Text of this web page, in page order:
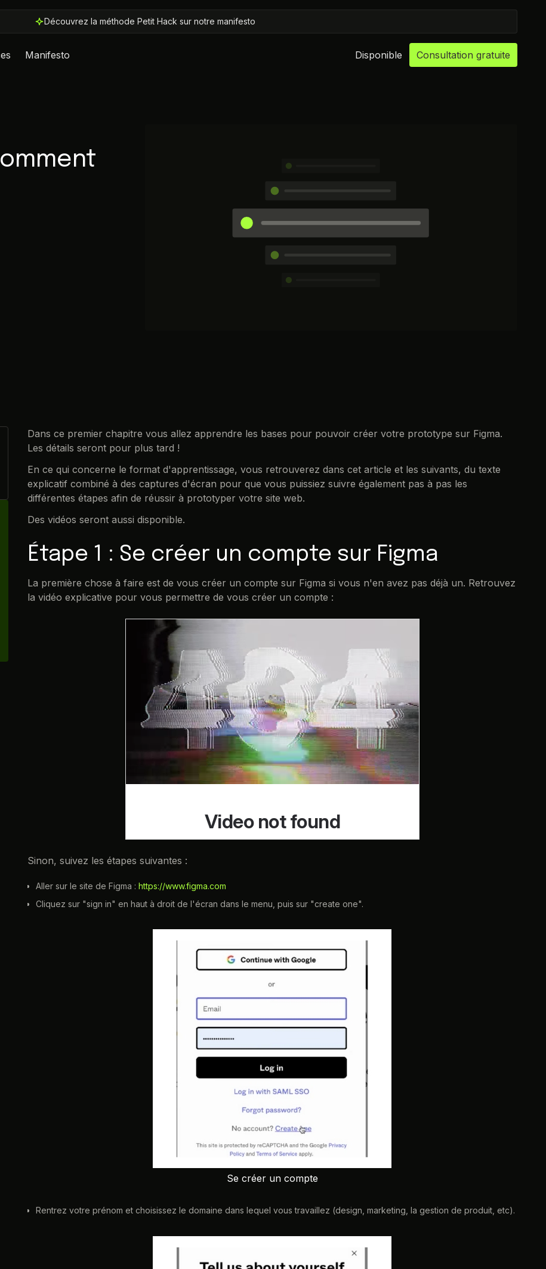
Découvrez la méthode Petit Hack sur notre manifesto
Manifesto Disponible Consultation gratuite
Dans ce premier chapitre vous allez apprendre les bases pour pouvoir créer votre prototype sur Figma.
Les détails seront pour plus tard !
En ce qui concerne le format d'apprentissage, vous retrouverez dans cet article et les suivants, du texte
explicatif combiné à des captures d'écran pour que vous puissiez suivre également pas à pas les
différentes étapes afin de réussir à prototyper votre site web.
Des vidéos seront aussi disponible.
Étape 1 : Se créer un compte sur Figma
La première chose à faire est de vous créer un compte sur Figma si vous n'en avez pas déjà un. Retrouvez
la vidéo explicative pour vous permettre de vous créer un compte :
Sinon, suivez les étapes suivantes :
Aller sur le site de Figma : https://www.figma.com
Cliquez sur "sign in" en haut à droit de l'écran dans le menu, puis sur "create one".
Se créer un compte
Rentrez votre prénom et choisissez le domaine dans lequel vous travaillez (design, marketing, la gestion de produit, etc).